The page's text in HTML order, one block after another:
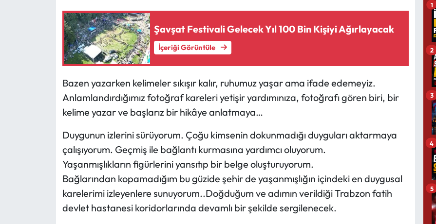
Şavşat Festivali Gelecek Yıl 100 Bin Kişiyi Ağırlayacak
İçeriği Görüntüle
Bazen yazarken kelimeler sıkışır kalır, ruhumuz yaşar ama ifade edemeyiz.
Anlamlandırdığımız fotoğraf kareleri yetişir yardımınıza, fotoğrafı gören biri, bir
kelime yazar ve başlarız bir hikâye anlatmaya…
Duygunun izlerini sürüyorum. Çoğu kimsenin dokunmadığı duyguları aktarmaya
çalışıyorum. Geçmiş ile bağlantı kurmasına yardımcı oluyorum.
Yaşanmışlıkların figürlerini yansıtıp bir belge oluşturuyorum.
Bağlarından kopamadığım bu güzide şehir de yaşanmışlığın içindeki en duygusal
karelerimi izleyenlere sunuyorum..Doğduğum ve adımın verildiği Trabzon fatih
devlet hastanesi koridorlarında devamlı bir şekilde sergilenecek.
1
2
3
4
5